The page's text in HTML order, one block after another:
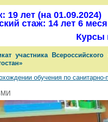
19 лет (на 01.09.2024)
стаж: 14 лет 6
Курсы
участника
обучения по